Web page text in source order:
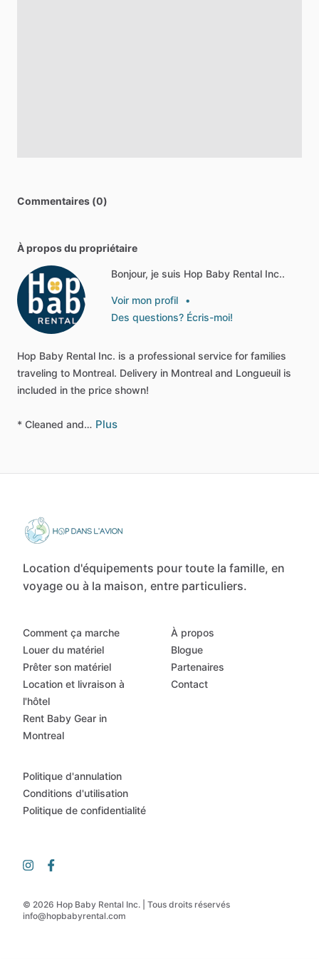
Commentaires (0)
À propos du propriétaire
Bonjour, je suis Hop Baby Rental Inc..
Voir mon profil
•
Des questions? Écris-moi!
Hop Baby Rental Inc. is a professional service for families
traveling to Montreal. Delivery in Montreal and Longueuil is
included in the price shown!
* Cleaned and… Plus
Location d'équipements pour toute la famille, en
voyage ou à la maison, entre particuliers.
© 2026 Hop Baby Rental Inc. | Tous droits réservés
info@hopbabyrental.com
Comment ça marche
Louer du matériel
Prêter son matériel
Location et livraison à
l'hôtel
Rent Baby Gear in
Montreal
À propos
Blogue
Partenaires
Contact
Politique d'annulation
Conditions d'utilisation
Politique de confidentialité